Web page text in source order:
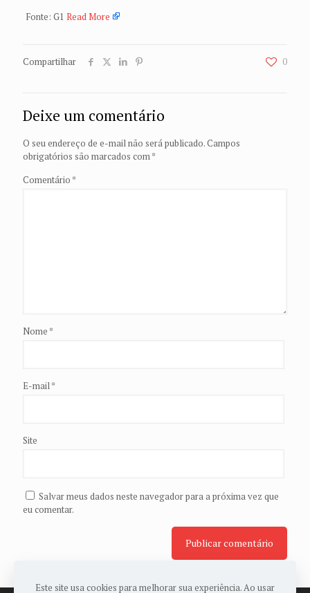
Fonte: G1 Read More
Compartilhar 0
Deixe um comentário
O seu endereço de e-mail não será publicado.Campos
obrigatórios são marcados com*
Comentário *
Nome *
E-mail*
Site
Salvar meus dados neste navegador para a próxima vez que
eu comentar.
Este site usa cookies para melhorar sua experiência. Ao usar